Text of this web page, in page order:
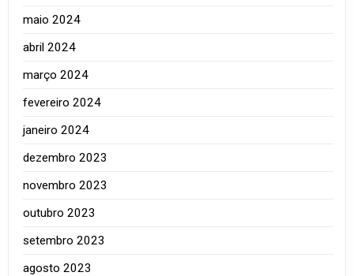
maio 2024
abril 2024
março 2024
fevereiro 2024
janeiro 2024
dezembro 2023
novembro 2023
outubro 2023
setembro 2023
agosto 2023